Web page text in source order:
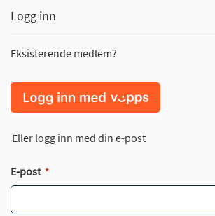
Logg inn
Eksisterende medlem?
Eller logg inn med din e-post
E-post